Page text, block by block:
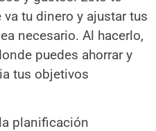
tu dinero y ajustar tus
necesario. Al hacerlo,
puedes ahorrar y
tus objetivos
planificación